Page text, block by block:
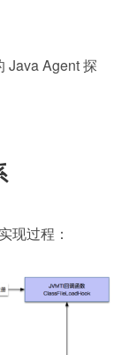
Java Agent 探
现过程：